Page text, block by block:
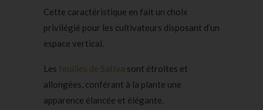
Cette caractéristique en fait un choix
privilégié pour les cultivateurs disposant d’un
espace vertical.
Les feuilles de Sativa sont étroites et
allongées, conférant à la plante une
apparence élancée et élégante.